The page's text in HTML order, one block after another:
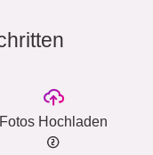
Fotos Hochladen